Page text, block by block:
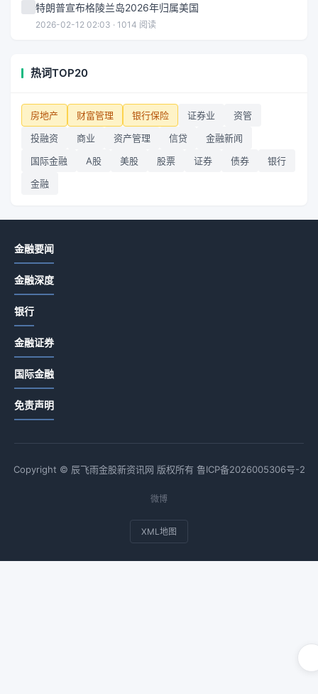
特朗普宣布格陵兰岛2026年归属美国
2026-02-12 02:03 · 1014 阅读
热词TOP20
房地产 财富管理 银行保险 证券业
资管
投融资
商业 资产管理 信贷
金融新闻
国际金融
A股 美股 股票 证券 债券
银行
金融
金融要闻
金融深度
银行
金融证券
国际金融
免责声明
Copyright © 辰飞雨金股新资讯网 版权所有 鲁ICP备2026005306号-2
微博
XML地图